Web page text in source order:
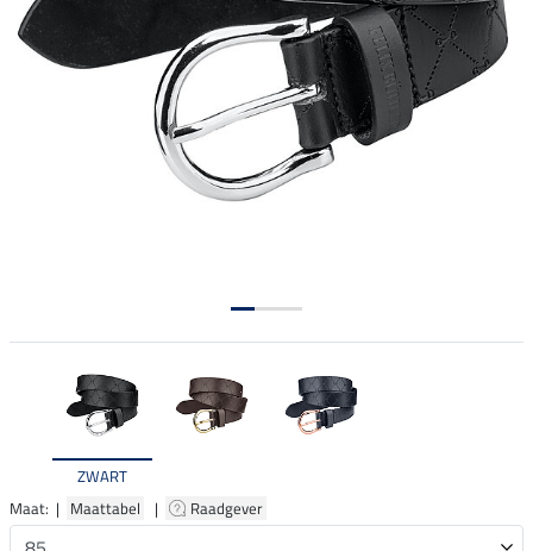
ZWART
Maat: | Maattabel | Raadgever